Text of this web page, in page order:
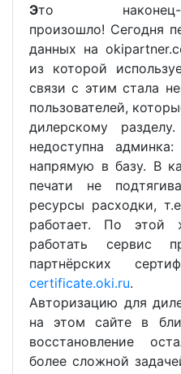
Это наконец-
произошло! Сегодня
данных на
из которой
связи с этим стала
пользователей,
дилерскому
недоступна
напрямую в базу. В
печати не
ресурсы расходки,
работает. По этой
работать сервис
партнёрских
certificate.oki.ru.
Авторизацию для
на этом сайте в
восстановление
более сложной